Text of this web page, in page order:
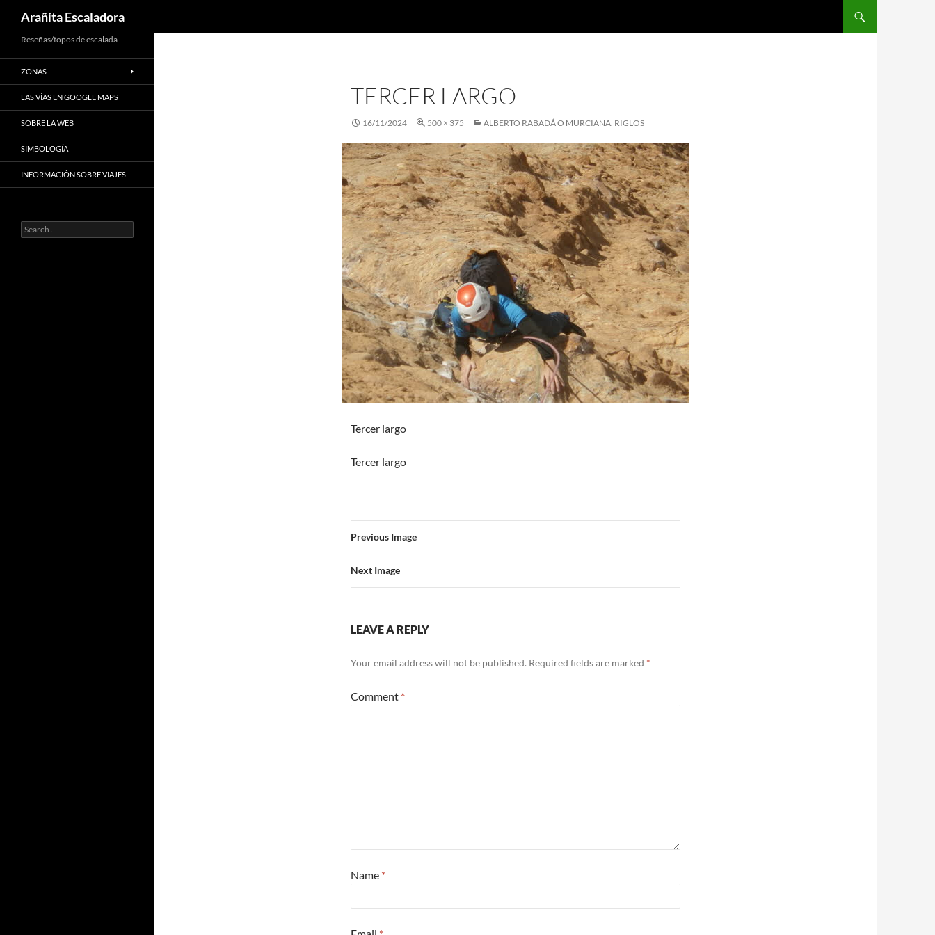
to
content
Arañita Escaladora
TERCER LARGO
16/11/2024 500 × 375 ALBERTO RABADÁ O MURCIANA. RIGLOS
Tercer largo
Tercer largo
Previous Image
Next Image
LEAVE A REPLY
Your email address will not be published. Required fields are marked *
Comment *
Name *
Reseñas/topos de escalada
ZONAS
LAS VÍAS EN GOOGLE MAPS
SOBRE LA WEB
SIMBOLOGÍA
INFORMACIÓN SOBRE VIAJES
Search
for: